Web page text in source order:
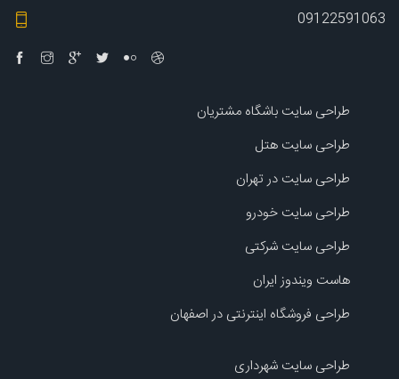
09122591063
طراحی سایت باشگاه مشتریان
طراحی سایت هتل
طراحی سایت در تهران
طراحی سایت خودرو
طراحی سایت شرکتی
هاست ویندوز ایران
طراحی فروشگاه اینترنتی در اصفهان
طراحی سایت شهرداری